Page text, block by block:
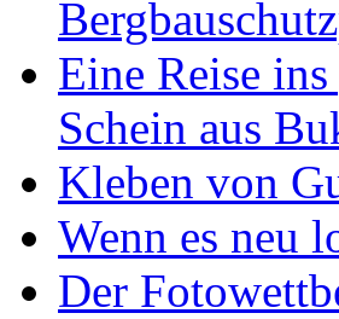
Eine Reise
Schein aus
Kleben von
Wenn es neu
Der